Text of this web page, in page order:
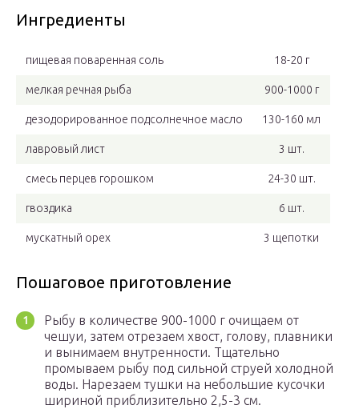
Ингредиенты
пищевая поваренная соль 18-20 г
мелкая речная рыба 900-1000 г
дезодорированное подсолнечное масло 130-160 мл
лавровый лист 3 шт.
смесь перцев горошком 24-30 шт.
гвоздика 6 шт.
мускатный орех 3 щепотки
Пошаговое приготовление
Рыбу в количестве 900-1000 г очищаем от
чешуи, затем отрезаем хвост, голову, плавники
и вынимаем внутренности. Тщательно
промываем рыбу под сильной струей холодной
воды. Нарезаем тушки на небольшие кусочки
шириной приблизительно 2,5-3 см.